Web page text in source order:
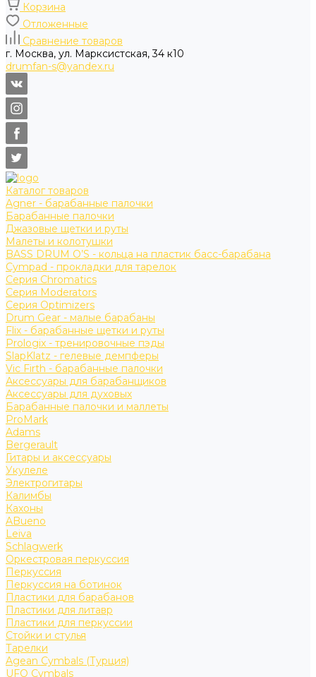
Корзина
Отложенные
Сравнение товаров
г. Москва, ул. Марксистская, 34 к10
drumfan-s@yandex.ru
Каталог товаров
Agner - барабанные палочки
Барабанные палочки
Джазовые щетки и руты
Малеты и колотушки
BASS DRUM O’S - кольца на пластик басс-барабана
Cympad - прокладки для тарелок
Серия Chromatics
Серия Moderators
Серия Optimizers
Drum Gear - малые барабаны
Flix - барабанные щетки и руты
Prologix - тренировочные пэды
SlapKlatz - гелевые демпферы
Vic Firth - барабанные палочки
Аксессуары для барабанщиков
Аксессуары для духовых
Барабанные палочки и маллеты
ProMark
Adams
Bergerault
Гитары и аксессуары
Укулеле
Электрогитары
Калимбы
Кахоны
ABueno
Leiva
Schlagwerk
Оркестровая перкуссия
Перкуссия
Перкуссия на ботинок
Пластики для барабанов
Пластики для литавр
Пластики для перкуссии
Стойки и стулья
Тарелки
Agean Cymbals (Турция)
UFO Cymbals